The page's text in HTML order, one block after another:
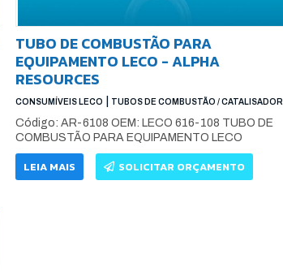
TUBO DE COMBUSTÃO PARA
EQUIPAMENTO LECO - ALPHA
RESOURCES
CONSUMÍVEIS LECO TUBOS DE COMBUSTÃO / CATALISADOR
Código: AR-6108 OEM: LECO 616-108 TUBO DE
COMBUSTÃO PARA EQUIPAMENTO LECO
LEIA MAIS SOLICITAR ORÇAMENTO